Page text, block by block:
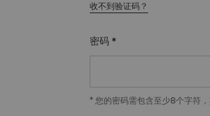
收不到验证码？
密码
* 您的密码需包含至少8个字符